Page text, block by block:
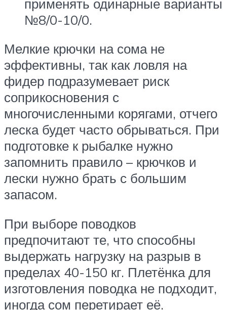
применять одинарные варианты
№8/0-10/0.
Мелкие крючки на сома не
эффективны, так как ловля на
фидер подразумевает риск
соприкосновения с
многочисленными корягами, отчего
леска будет часто обрываться. При
подготовке к рыбалке нужно
запомнить правило – крючков и
лески нужно брать с большим
запасом.
При выборе поводков
предпочитают те, что способны
выдержать нагрузку на разрыв в
пределах 40-150 кг. Плетёнка для
изготовления поводка не подходит,
иногда сом перетирает её.